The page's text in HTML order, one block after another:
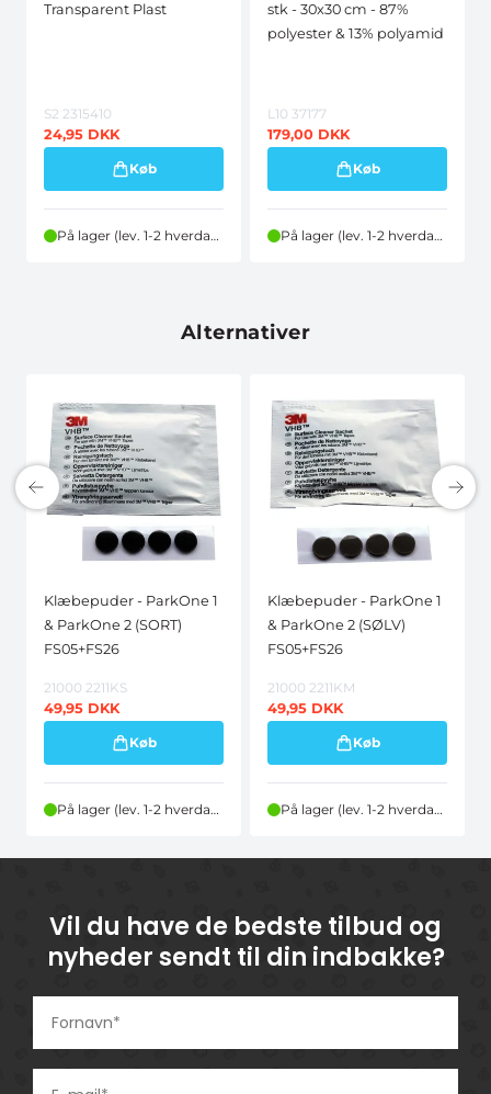
Transparent Plast
S2 2315410
24,95 DKK
Køb
På lager (lev. 1-2 hverdage)
stk - 30x30 cm - 87%
polyester & 13% polyamid
L10 37177
179,00 DKK
Køb
På lager (lev. 1-2 hverdage)
Alternativer
Klæbepuder - ParkOne 1
& ParkOne 2 (SORT)
FS05+FS26
21000 2211KS
49,95 DKK
Køb
På lager (lev. 1-2 hverdage)
Klæbepuder - ParkOne 1
& ParkOne 2 (SØLV)
FS05+FS26
21000 2211KM
49,95 DKK
Køb
På lager (lev. 1-2 hverdage)
Vil du have de bedste tilbud og
nyheder sendt til din indbakke?